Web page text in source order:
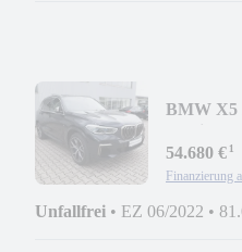
BMW X5
54.680 €¹
Finanzierung
Unfallfrei • EZ 06/2022 •